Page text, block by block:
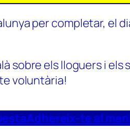
per completar, el
sobre els lloguers i els
voluntària!
Adhereix-te al